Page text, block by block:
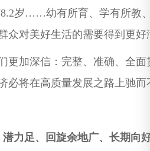
岁……幼有所育、学有所教
众对美好生活的需要得到更好
加深信：完整、准确、全面
必将在高质量发展之路上驰
足、回旋余地广、长期向